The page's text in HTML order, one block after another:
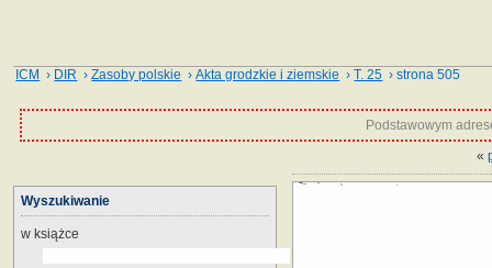
ICM › DIR ›Zasoby polskie ›Akta grodzkie i ziemskie ›T. 25 › strona 505
Podstawowym
«
Wyszukiwanie
w książce